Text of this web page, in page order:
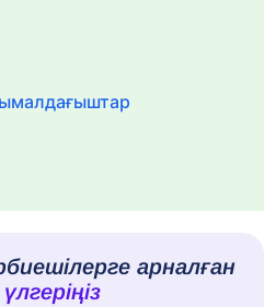
арналған